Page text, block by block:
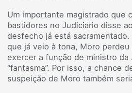
Um importante magistrado que
bastidores no Judiciário disse
desfecho já está
que já veio à tona, Moro perdeu
exercer a função de ministro da
“fantasma”. Por isso, a chance
suspeição de Moro também